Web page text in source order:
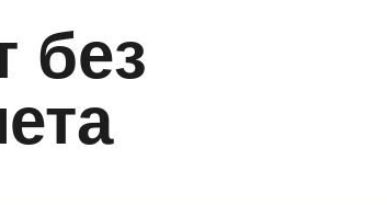
без